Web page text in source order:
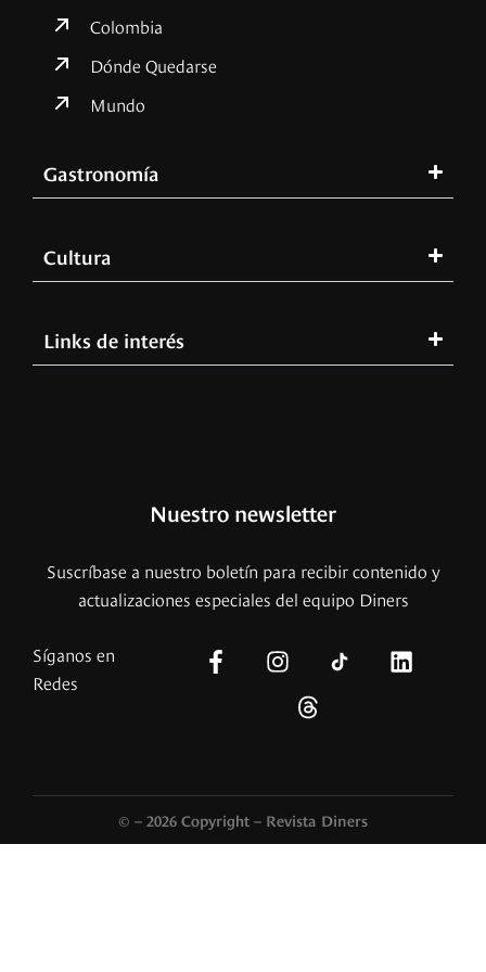
Colombia
Dónde Quedarse
Mundo
Gastronomía
Cultura
Links de interés
Nuestro newsletter
Suscríbase a nuestro boletín para recibir contenido y
actualizaciones especiales del equipo Diners
Síganos en
Redes
© – 2026 Copyright – Revista Diners